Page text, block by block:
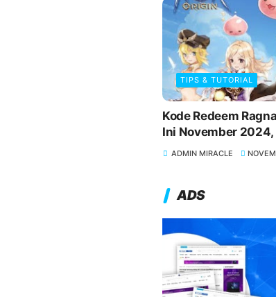
TIPS & TUTORIAL
Kode Redeem
Ini November
ADMIN MIRACLE
ADS